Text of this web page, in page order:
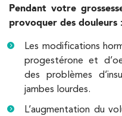
Pendant votre
provoquer des douleurs :
Les modifications
progestérone et
des problèmes
jambes lourdes.
L’augmentation du
PRENEZ RDV SUR
PRENEZ RDV SUR
IK Paris 6 –
1 Rue
Kinésithérapie